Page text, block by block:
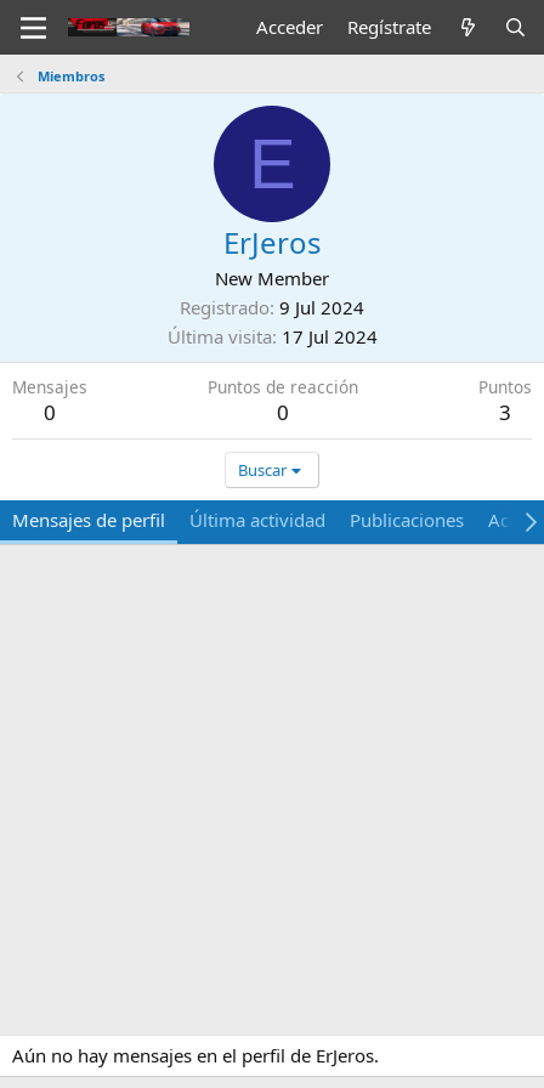
Acceder Regístrate
Miembros
E
ErJeros
New Member
Registrado 9 Jul 2024
Última visita 17 Jul 2024
Mensajes
0
Puntos de reacción
0
Puntos
3
Buscar
Mensajes de perfil Última actividad Publicaciones Acerca
Aún no hay mensajes en el perfil de ErJeros.